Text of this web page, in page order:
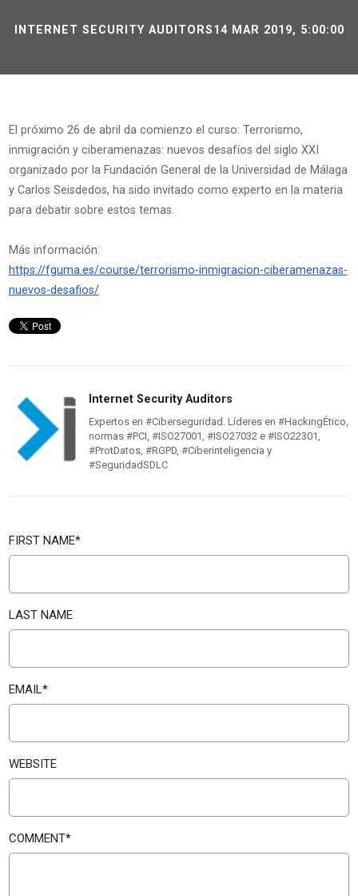
INTERNET SECURITY AUDITORS14 MAR 2019, 5:00:00
El próximo 26 de abril da comienzo el curso: Terrorismo,
inmigración y ciberamenazas: nuevos desafíos del siglo XXI
organizado por la Fundación General de la Universidad de Málaga
y Carlos Seisdedos, ha sido invitado como experto en la materia
para debatir sobre estos temas.
Más información:
https://fguma.es/course/terrorismo-inmigracion-ciberamenazas-
nuevos-desafios/
Internet Security Auditors
Expertos en #Ciberseguridad. Líderes en #HackingÉtico,
normas #PCI, #ISO27001, #ISO27032 e #ISO22301,
#ProtDatos, #RGPD, #Ciberinteligencia y
#SeguridadSDLC
FIRST NAME*
LAST NAME
EMAIL*
WEBSITE
COMMENT*